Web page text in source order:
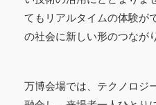
てもリアルタイムの体験が
の社会に新しい形のつなが
万博会場では、テクノロジ